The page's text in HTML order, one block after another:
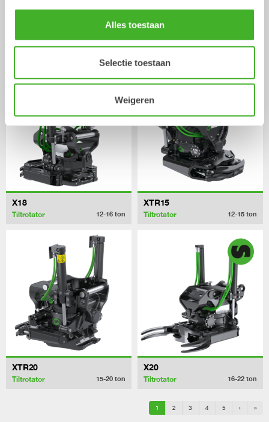
Alles toestaan
Selectie toestaan
Weigeren
X14
Tiltrotator 10-14ton
XTR13
Tiltrotator 10-13ton
X18
Tiltrotator 12-16 ton
XTR15
Tiltrotator 12-15 ton
XTR20
Tiltrotator 15-20 ton
X20
Tiltrotator 16-22 ton
1 2 3 4 5 › »